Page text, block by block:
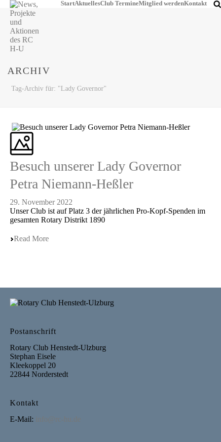
StartAktuellesClub TermineMitglied werdenKontakt
ARCHIV
Tag-Archiv für: "Lady Governor"
Besuch unserer Lady Governor
Petra Niemann-Heßler
29. November 2022
Unser Club ist auf Platz 3 der jährlichen Pro-Kopf-Spenden im
gesamten Rotary Distrikt 1890
Read More
Postanschrift
Rotary Club Henstedt-Ulzburg
Stephan Eisele
Kleekoppel 20
22844 Norderstedt
Kontakt
E-Mail:
info@rc-hu.de